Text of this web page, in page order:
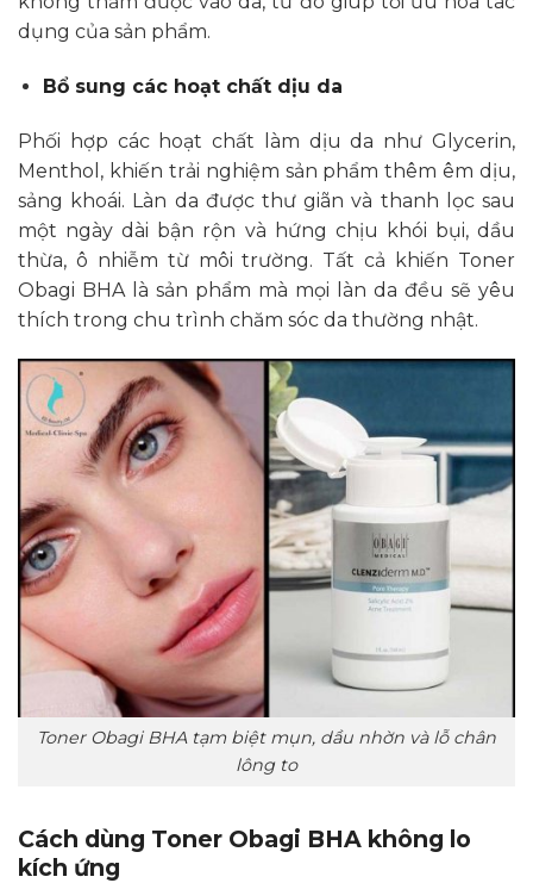
dụng của sản phẩm.
Bổ sung các hoạt chất dịu da
Phối hợp các hoạt chất làm dịu da như Glycerin,
Menthol, khiến trải nghiệm sản phẩm thêm êm dịu,
sảng khoái. Làn da được thư giãn và thanh lọc sau
một ngày dài bận rộn và hứng chịu khói bụi, dầu
thừa, ô nhiễm từ môi trường. Tất cả khiến Toner
Obagi BHA là sản phẩm mà mọi làn da đều sẽ yêu
thích trong chu trình chăm sóc da thường nhật.
Toner Obagi BHA tạm biệt mụn, dầu nhờn và lỗ chân
lông to
Cách dùng Toner Obagi BHA không lo
kích ứng